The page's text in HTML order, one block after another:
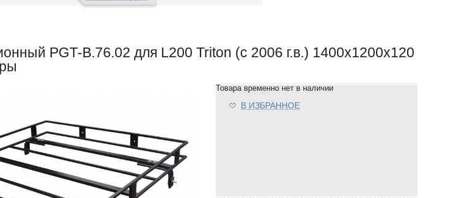
PGT-B.76.02 для L200 Triton (с 2006 г.в.) 1400х1200х120
Товара временно нет в наличии
В ИЗБРАННОЕ